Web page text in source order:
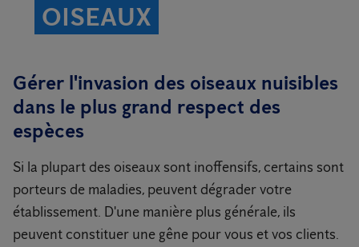
OISEAUX
Gérer l'invasion des oiseaux nuisibles
dans le plus grand respect des
espèces
Si la plupart des oiseaux sont inoffensifs, certains sont
porteurs de maladies, peuvent dégrader votre
établissement. D'une manière plus générale, ils
peuvent constituer une gêne pour vous et vos clients.